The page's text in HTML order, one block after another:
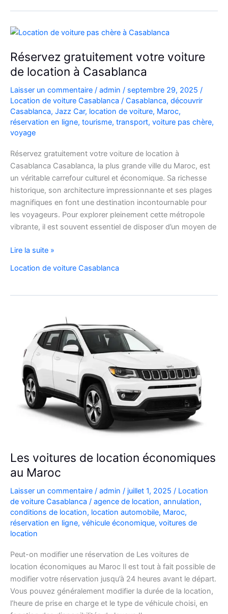
&
Longue
Durée
Réservez gratuitement votre voiture
de location à Casablanca
Laisser un commentaire / admin / septembre 29, 2025 /
Location de voiture Casablanca / Casablanca, découvrir
Casablanca, Jazz Car, location de voiture, Maroc,
réservation en ligne, tourisme, transport, voiture pas chère,
voyage
Réservez gratuitement votre voiture de location à
Casablanca Casablanca, la plus grande ville du Maroc, est
un véritable carrefour culturel et économique. Sa richesse
historique, son architecture impressionnante et ses plages
magnifiques en font une destination incontournable pour
les voyageurs. Pour explorer pleinement cette métropole
vibrante, il est souvent essentiel de disposer d’un moyen de
Réservez
votre
de
Casablanca
Lire la suite »
Location de voiture Casablanca
Les voitures de location économiques
au Maroc
Laisser un commentaire / admin / juillet 1, 2025 / Location
de voiture Casablanca / agence de location, annulation,
conditions de location, location automobile, Maroc,
réservation en ligne, véhicule économique, voitures de
location
Peut-on modifier une réservation de Les voitures de
location économiques au Maroc Il est tout à fait possible de
modifier votre réservation jusqu’à 24 heures avant le départ.
Vous pouvez généralement modifier la durée de la location,
l’heure de prise en charge et le type de véhicule choisi, en